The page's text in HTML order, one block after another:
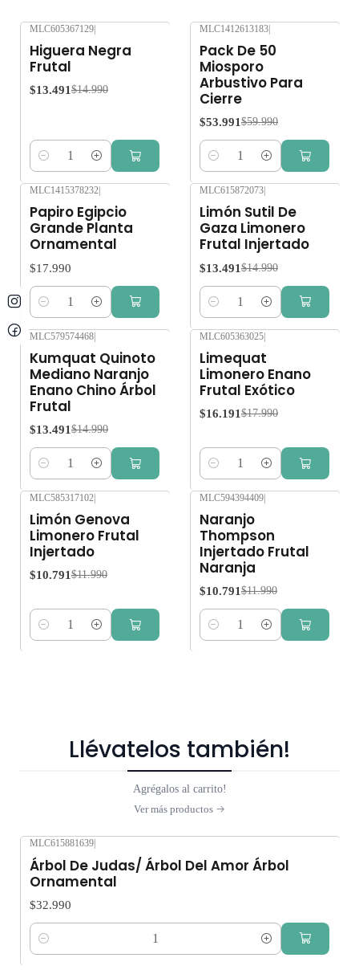
MLC605367129|
Higuera Negra
Frutal
$13.491 $14.990
Cantidad
MLC1412613183|
Pack De 50
Miosporo
Arbustivo Para
Cierre
$53.991 $59.990
Cantidad
MLC1415378232
Papiro Egipcio
Grande Planta
Ornamental
$17.990
Cantidad
MLC615872073
Limón Sutil De
Gaza Limonero
Frutal Injertado
$13.491 $14.990
Cantidad
MLC579574468|
Kumquat Quinoto
Mediano Naranjo
Enano Chino Árbol
Frutal
$13.491 $14.990
Cantidad
MLC605363025|
Limequat
Limonero Enano
Frutal Exótico
$16.191 $17.990
Cantidad
MLC585317102
Limón Genova
Limonero Frutal
Injertado
$10.791 $11.990
Cantidad
MLC594394409
Naranjo
Thompson
Injertado Frutal
Naranja
$10.791 $11.990
Cantidad
Llévatelos también!
Agrégalos al carrito!
Ver más productos
MLC615881639
Árbol De Judas/ Árbol Del Amor Árbol
Ornamental
$32.990
Cantidad